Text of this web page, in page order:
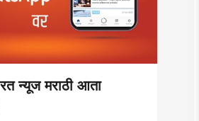
न्यूज मराठी आता